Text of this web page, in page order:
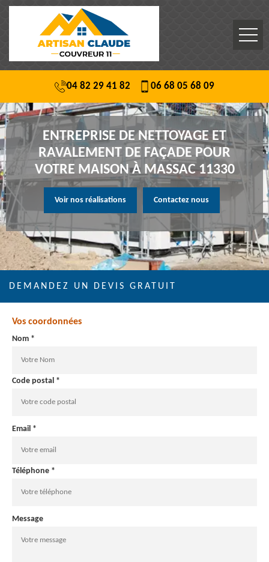
04 82 29 41 82 06 68 05 68 09
ENTREPRISE DE NETTOYAGE ET
RAVALEMENT DE FAÇADE POUR
VOTRE MAISON À MASSAC 11330
Voir nos réalisations Contactez nous
DEMANDEZ UN DEVIS GRATUIT
Vos coordonnées
Nom *
Code postal *
Email *
Téléphone *
Message